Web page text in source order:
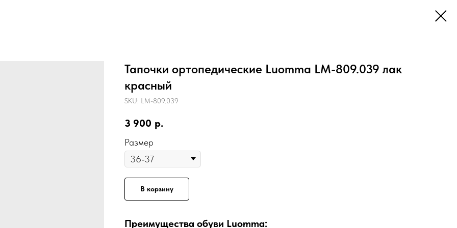
Тапочки ортопедические Luomma LM-809.039 лак
красный
SKU: LM-809.039
3 900 р.
Размер
В корзину
Преимущества обуви Luomma: